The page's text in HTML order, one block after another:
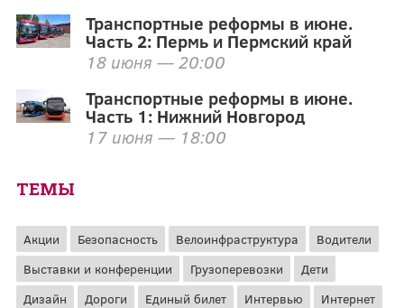
Транспортные реформы в июне.
Часть 2: Пермь и Пермский край
18 июня — 20:00
Транспортные реформы в июне.
Часть 1: Нижний Новгород
17 июня — 18:00
ТЕМЫ
Акции Безопасность Велоинфраструктура
Водители
Выставки и конференции
Грузоперевозки
Дети
Дизайн
Дороги Единый билет Интервью Интернет